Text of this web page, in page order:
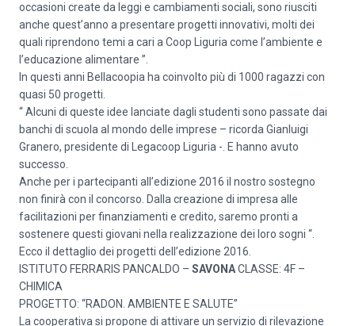
occasioni create da leggi e cambiamenti sociali, sono riusciti
anche quest’anno a presentare progetti innovativi, molti dei
quali riprendono temi a cari a Coop Liguria come l’ambiente e
l’educazione alimentare ”.
In questi anni Bellacoopia ha coinvolto più di 1000 ragazzi con
quasi 50 progetti.
“ Alcuni di queste idee lanciate dagli studenti sono passate dai
banchi di scuola al mondo delle imprese – ricorda Gianluigi
Granero, presidente di Legacoop Liguria -. E hanno avuto
successo.
Anche per i partecipanti all’edizione 2016 il nostro sostegno
non finirà con il concorso. Dalla creazione di impresa alle
facilitazioni per finanziamenti e credito, saremo pronti a
sostenere questi giovani nella realizzazione dei loro sogni “.
Ecco il dettaglio dei progetti dell’edizione 2016.
ISTITUTO FERRARIS PANCALDO – SAVONACLASSE: 4F –
CHIMICA
PROGETTO: “RADON. AMBIENTE E SALUTE”
La cooperativa si propone di attivare un servizio di rilevazione